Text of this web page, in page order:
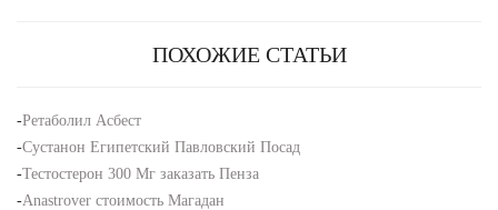
ПОХОЖИЕ СТАТЬИ
-Ретаболил Асбест
-Сустанон Египетский Павловский Посад
-Тестостерон 300 Мг заказать Пенза
-Anastrover стоимость Магадан